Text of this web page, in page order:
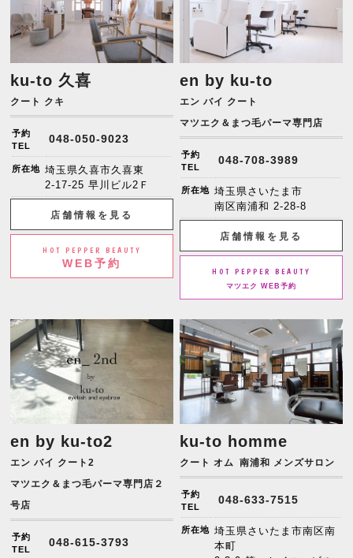
ku-to 久喜
クート クキ
予約
TEL
048-050-9023
所在地 埼玉県久喜市久喜東
2-17-25 早川ビル2Ｆ
店舗情報を見る
HOT PEPPER BEAUTY
WEB予約
en by ku-to
エン バイ クート
マツエク＆まつ毛パーマ専門店
予約
TEL
048-708-3989
所在地 埼玉県さいたま市
南区南浦和 2-28-8
店舗情報を見る
HOT PEPPER BEAUTY
マツエク WEB予約
en by ku-to2
エン バイ クート2
マツエク＆まつ毛パーマ専門店２
号店
予約
TEL
048-615-3793
ku-to homme
クート オム 南浦和 メンズサロン
予約
TEL
048-633-7515
所在地 埼玉県さいたま市南区南
本町